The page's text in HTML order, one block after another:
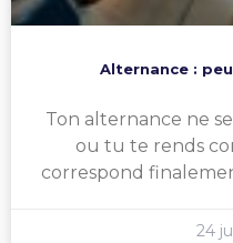
Alternance :
Ton alternance ne
ou tu te rends
correspond
24